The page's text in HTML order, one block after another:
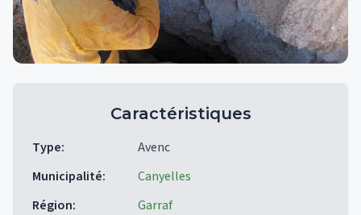
Caractéristiques
Type:
Avenc
Municipalité:
Canyelles
Région:
Garraf